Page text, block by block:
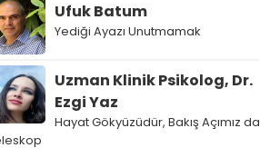
Ufuk Batum
Yediği Ayazı Unutmamak
Uzman Klinik Psikolog, Dr.
Ezgi Yaz
Hayat Gökyüzüdür, Bakış Açımız da